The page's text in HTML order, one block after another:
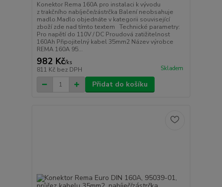
Konektor Rema 160A pro instalaci k vývodu
z trakčního nabíječe/zástrčka Balení neobsahuje
madlo.Madlo objednáte v kategorii související
zboží zde nad tímto textem Technické parametry:
Pro napětí do 110V / DC Proudová zatižitelnost
160Ah Připojitelný kabel 35mm2 Název výrobce
REMA 160A 95...
982 Kč/ks
811 Kč bez DPH Skladem
Přidat do košíku